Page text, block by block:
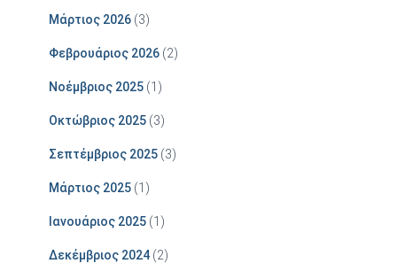
Μάρτιος 2026 (3)
Φεβρουάριος 2026 (2)
Νοέμβριος 2025 (1)
Οκτώβριος 2025 (3)
Σεπτέμβριος 2025 (3)
Μάρτιος 2025 (1)
Ιανουάριος 2025 (1)
Δεκέμβριος 2024 (2)